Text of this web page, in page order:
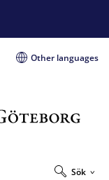
Other languages
Sök